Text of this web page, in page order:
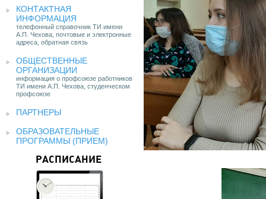
КОНТАКТНАЯ
ИНФОРМАЦИЯ
телефонный справочник ТИ имени
А.П. Чехова, почтовые и электронные
адреса, обратная связь
ОБЩЕСТВЕННЫЕ
ОРГАНИЗАЦИИ
информация о профсоюзе работников
ТИ имени А.П. Чехова, студенческом
профсоюзе
ПАРТНЕРЫ
ОБРАЗОВАТЕЛЬНЫЕ
ПРОГРАММЫ (ПРИЕМ)
РАСПИСАНИЕ